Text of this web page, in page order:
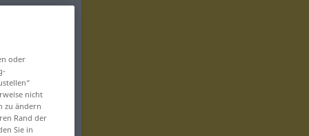
oder
nicht
zu ändern
Rand der
Sie in